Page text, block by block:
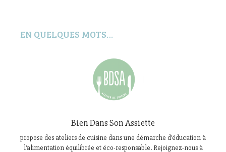
EN QUELQUES MOTS…
Bien Dans Son Assiette
propose des ateliers de cuisine dans une démarche d'éducation à
l'alimentation équilibrée et éco-responsable. Rejoignez-nous à